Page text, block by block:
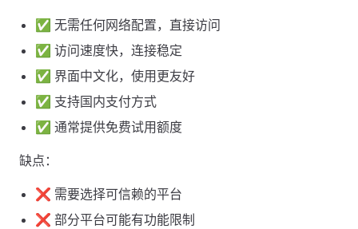
✅ 无需任何网络配置，直接访问
✅ 访问速度快，连接稳定
✅ 界面中文化，使用更友好
✅ 支持国内支付方式
✅ 通常提供免费试用额度
缺点：
❌ 需要选择可信赖的平台
❌ 部分平台可能有功能限制